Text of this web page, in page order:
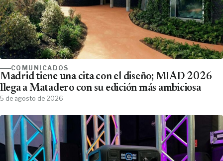
COMUNICADOS
Madrid tiene una cita con el diseño; MIAD 2026
llega a Matadero con su edición más ambiciosa
5 de agosto de 2026